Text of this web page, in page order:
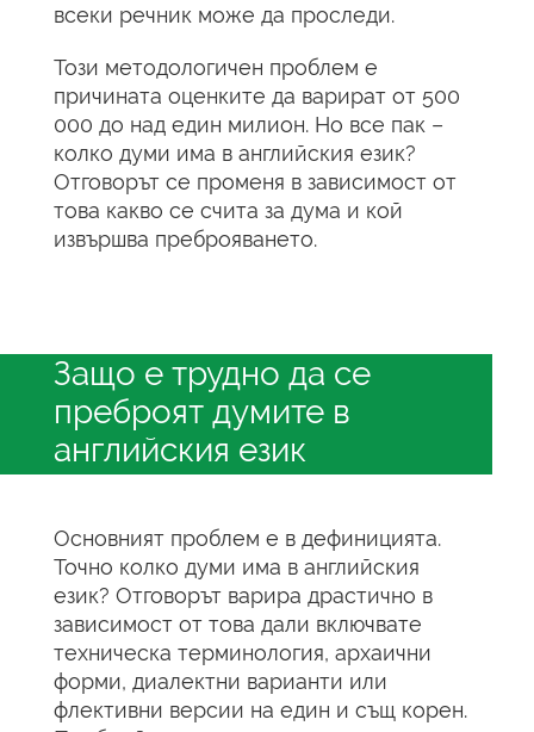
всеки речник може да проследи.
Този методологичен проблем е
причината оценките да варират от 500
000 до над един милион. Но все пак –
колко думи има в английския език?
Отговорът се променя в зависимост от
това какво се счита за дума и кой
извършва преброяването.
Защо е трудно да се
преброят думите в
английския език
Основният проблем е в дефиницията.
Точно колко думи има в английския
език? Отговорът варира драстично в
зависимост от това дали включвате
техническа терминология, архаични
форми, диалектни варианти или
флективни версии на един и същ корен.